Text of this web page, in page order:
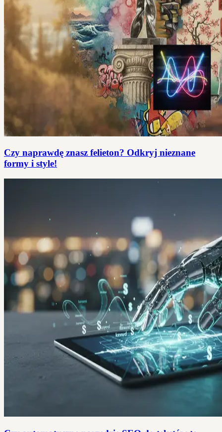
Czy naprawdę znasz felieton? Odkryj nieznane
formy i style!